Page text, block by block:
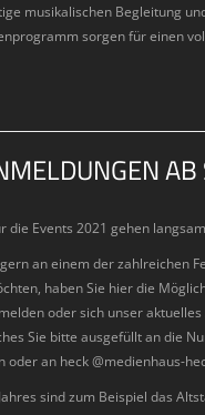
musikalischen Begleitung
sorgen für einen
AB
die Events 2021 gehen
an einem der zahlreichen
haben Sie hier die
oder sich unser
Sie bitte ausgefüllt an die
oder an heck @medienhaus-
sind zum Beispiel das